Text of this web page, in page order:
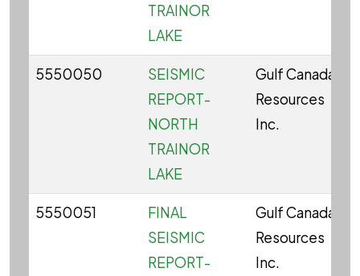
TRAINOR
LAKE
5550050
SEISMIC
REPORT-
NORTH
TRAINOR
LAKE
Gulf Canada
Resources
Inc.
5550051
FINAL
SEISMIC
REPORT-
Gulf Canada
Resources
Inc.